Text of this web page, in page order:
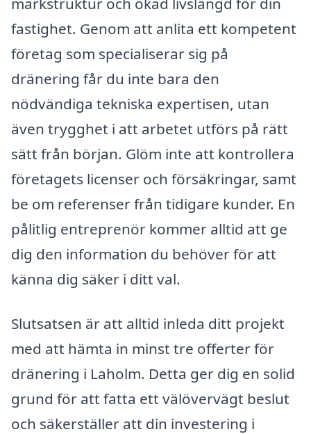
fastighet. Genom att anlita ett kompetent
företag som specialiserar sig på
dränering får du inte bara den
nödvändiga tekniska expertisen, utan
även trygghet i att arbetet utförs på rätt
sätt från början. Glöm inte att kontrollera
företagets licenser och försäkringar, samt
be om referenser från tidigare kunder. En
pålitlig entreprenör kommer alltid att ge
dig den information du behöver för att
känna dig säker i ditt val.
Slutsatsen är att alltid inleda ditt projekt
med att hämta in minst tre offerter för
dränering i Laholm. Detta ger dig en solid
grund för att fatta ett välövervägt beslut
och säkerställer att din investering i